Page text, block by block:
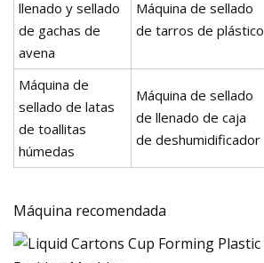
llenado y sellado
de gachas de
avena
Máquina de sellado
de tarros de plástico
Máquina de
sellado de latas
de toallitas
húmedas
Máquina de sellado
de llenado de caja
de deshumidificador
Máquina recomendada